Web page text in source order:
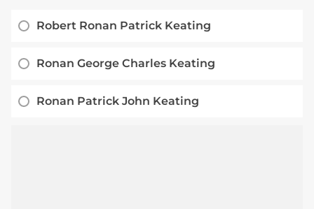
Robert Ronan Patrick Keating
Ronan George Charles Keating
Ronan Patrick John Keating